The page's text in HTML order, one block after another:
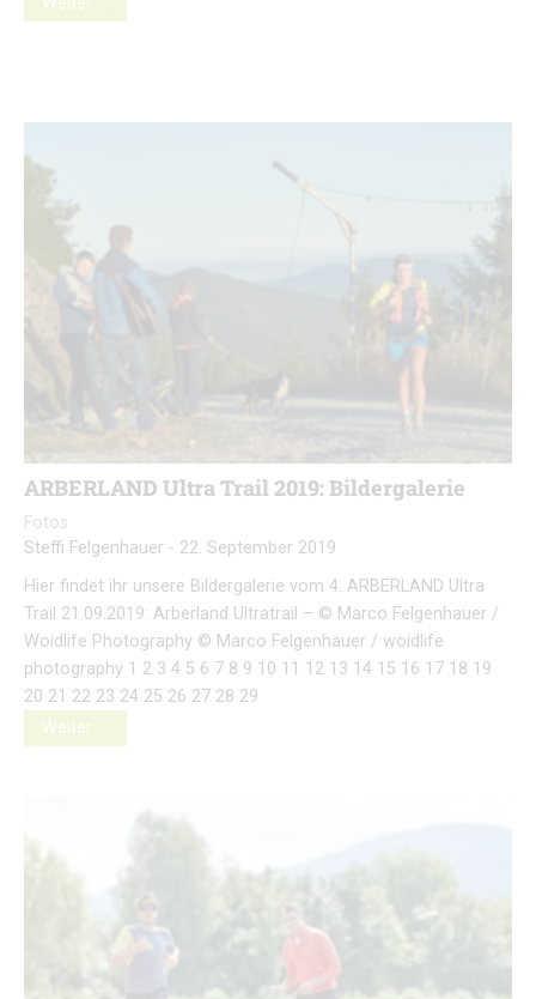
ARBERLAND Ultra Trail 2019: Bildergalerie
Fotos
Steffi Felgenhauer - 22. September 2019
Hier findet ihr unsere Bildergalerie vom 4. ARBERLAND Ultra
Trail 21.09.2019: Arberland Ultratrail – © Marco Felgenhauer /
Woidlife Photography © Marco Felgenhauer / woidlife
photography 1 2 3 4 5 6 7 8 9 10 11 12 13 14 15 16 17 18 19
20 21 22 23 24 25 26 27 28 29
Weiter …